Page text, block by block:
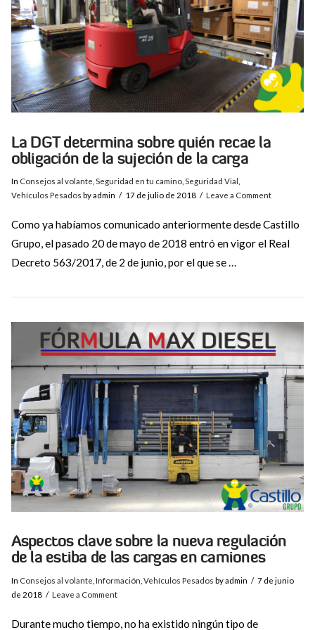
VIEW POST
La DGT determina sobre quién recae la
obligación de la sujeción de la carga
In Consejos al volante Seguridad en tu camino, Seguridad Vial
Vehículos Pesados by admin 17 de julio de 2018 Leave a Comment
Como ya habíamos comunicado anteriormente desde Castillo
Grupo, el pasado 20 de mayo de 2018 entró en vigor el Real
Decreto 563/2017, de 2 de junio, por el que se …
Aspectos clave sobre la nueva regulación
de la estiba de las cargas en camiones
In Consejos al volante Información Vehículos Pesados by admin
7 de junio
de 2018
Leave a Comment
Durante mucho tiempo, no ha existido ningún tipo de